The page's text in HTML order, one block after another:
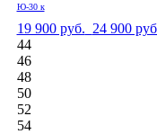
Ю-30 к
19 900 руб. 24 900
44
46
48
50
52
54